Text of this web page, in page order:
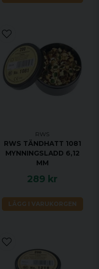
RWS
RWS TÄNDHATT 1081
MYNNINGSLADD 6,12
MM
289 kr
LÄGG I VARUKORGEN